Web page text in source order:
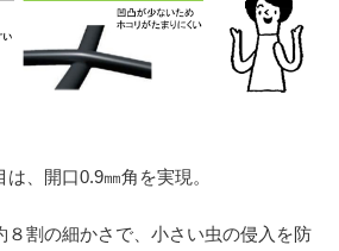
、開口0.9㎜角を実現。
割の細かさで、小さい虫の侵入を防